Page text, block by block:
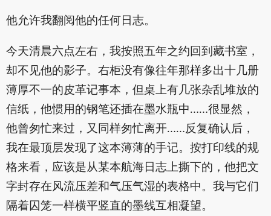
他允许我翻阅他的任何日志。
今天清晨六点左右，我按照五年之约回到藏书室，
却不见他的影子。右柜没有像往年那样多出十几册
薄厚不一的皮革记事本，但桌上有几张杂乱堆放的
信纸，他惯用的钢笔还插在墨水瓶中……很显然，
他曾匆忙来过，又同样匆忙离开……反复确认后，
我在最顶层发现了这本薄薄的手记。按打印线的规
格来看，应该是从某本航海日志上撕下的，他把文
字封存在风流压差和气压气湿的表格中。我与它们
隔着囚笼一样横平竖直的墨线互相凝望。